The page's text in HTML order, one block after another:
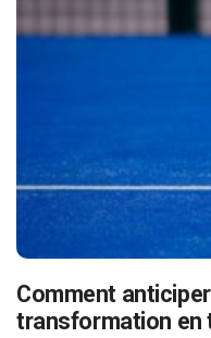
Comment
transformation en